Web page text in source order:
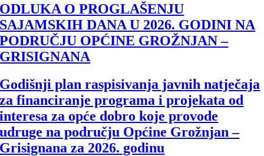
ODLUKA O PROGLAŠENJU
SAJAMSKIH DANA U 2026. GODINI NA
PODRUČJU OPĆINE GROŽNJAN –
GRISIGNANA
Godišnji plan raspisivanja javnih natječaja
za financiranje programa i projekata od
interesa za opće dobro koje provode
udruge na području Općine Grožnjan –
Grisignana za 2026. godinu